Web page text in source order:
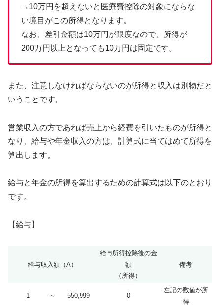
→10万円を超えないと医療費控除の対象にならな
い境目がこの所得となります。
なお、差引金額は10万円が限度なので、所得が
200万円以上となっても10万円は固定です。
また、注意しなければならないのが所得と収入は別物だと
いうことです。
営業収入の方であれば売上から経費を引いたものが所得と
なり、給与や年金収入の方は、計算式に当てはめて所得を
算出します。
給与と年金の所得を算出するための計算式は以下のとおり
です。
【給与】
給与収入額（A）
給与所得控除後の金
額
（所得）
備考
1 ～ 550,999 0
左記の数値が所
得